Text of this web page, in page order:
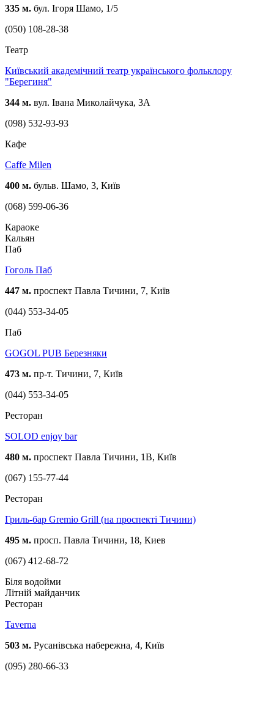
335 м. бул. Ігоря Шамо, 1/5
(050) 108-28-38
Театр
Київський академічний театр українського фольклору
"Берегиня"
344 м. вул. Івана Миколайчука, 3А
(098) 532-93-93
Кафе
Caffe Milen
400 м. бульв. Шамо, 3, Київ
(068) 599-06-36
Караоке
Кальян
Паб
Гоголь Паб
447 м. проспект Павла Тичини, 7, Київ
(044) 553-34-05
Паб
GOGOL PUB Березняки
473 м. пр-т. Тичини, 7, Київ
(044) 553-34-05
Ресторан
SOLOD enjoy bar
480 м. проспект Павла Тичини, 1В, Київ
(067) 155-77-44
Ресторан
Гриль-бар Gremio Grill (на проспекті Тичини)
495 м. просп. Павла Тичини, 18, Киев
(067) 412-68-72
Біля водойми
Літній майданчик
Ресторан
Taverna
503 м. Русанівська набережна, 4, Київ
(095) 280-66-33